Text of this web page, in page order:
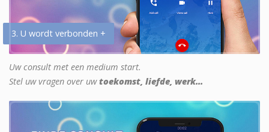
3. U wordt verbonden +
Uw consult met een medium start.
Stel uw vragen over uwtoekomst, liefde, werk...